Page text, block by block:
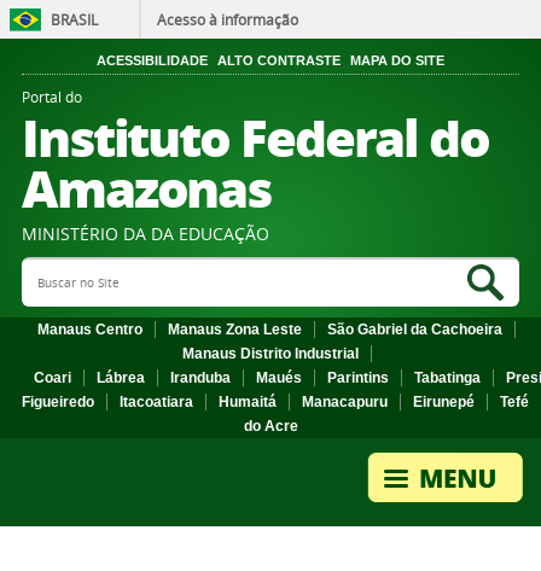
BRASIL Acesso à informação
ACESSIBILIDADE ALTO CONTRASTE MAPA DO SITE
Portal do
Instituto Federal do
Amazonas
MINISTÉRIO DA DA EDUCAÇÃO
Search Site
Manaus Centro Manaus Zona Leste
São Gabriel da Cachoeira
Manaus Distrito Industrial
Coari
Lábrea Iranduba Maués Parintins Tabatinga
Figueiredo
Itacoatiara Humaitá Manacapuru Eirunepé
Tefé
do Acre